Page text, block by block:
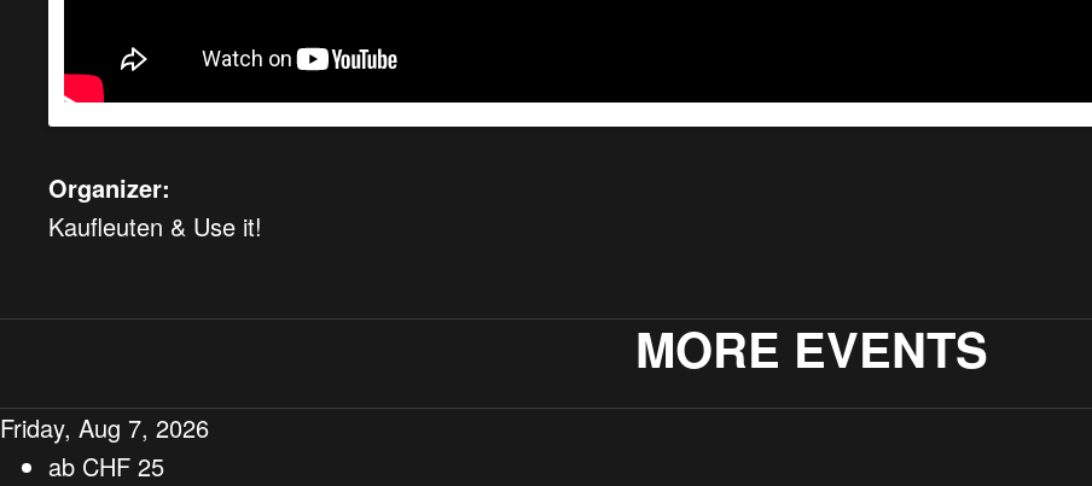
Organizer:
Kaufleuten & Use it!
MORE EVENTS
Friday, Aug 7, 2026
ab CHF 25